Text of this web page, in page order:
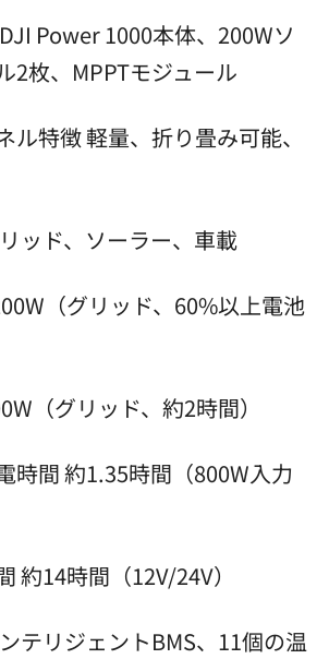
Power 1000本体、200Wソ
2枚、MPPTモジュール
ル特徴 軽量、折り畳み可能、
ッド、ソーラー、車載
（グリッド、60%以上電池
（グリッド、約2時間）
時間 約1.35時間（800W入力
約14時間（12V/24V）
テリジェントBMS、11個の温